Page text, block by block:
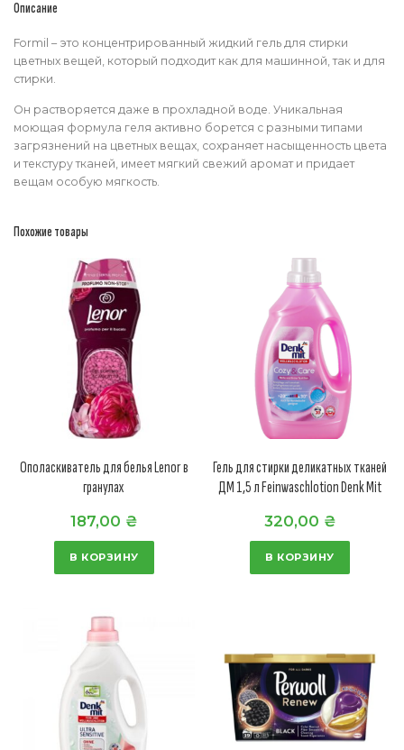
Описание
Formil – это концентрированный жидкий гель для стирки
цветных вещей, который подходит как для машинной, так и для
стирки.
Он растворяется даже в прохладной воде. Уникальная
моющая формула геля активно борется с разными типами
загрязнений на цветных вещах, сохраняет насыщенность цвета
и текстуру тканей, имеет мягкий свежий аромат и придает
вещам особую мягкость.
Похожие товары
Ополаскиватель для белья Lenor в
гранулах
187,00 ₴
В КОРЗИНУ
Гель для стирки деликатных тканей
ДМ 1,5 л Feinwaschlotion Denk Mit
320,00 ₴
В КОРЗИНУ